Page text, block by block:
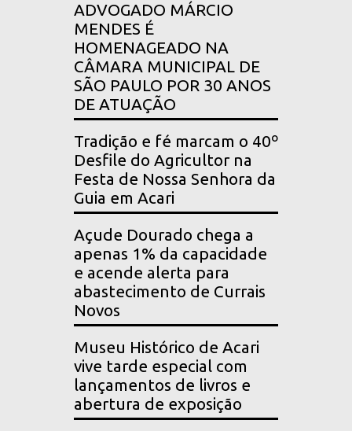
ADVOGADO MÁRCIO
MENDES É
HOMENAGEADO NA
CÂMARA MUNICIPAL DE
SÃO PAULO POR 30 ANOS
DE ATUAÇÃO
Tradição e fé marcam o 40º
Desfile do Agricultor na
Festa de Nossa Senhora da
Guia em Acari
Açude Dourado chega a
apenas 1% da capacidade
e acende alerta para
abastecimento de Currais
Novos
Museu Histórico de Acari
vive tarde especial com
lançamentos de livros e
abertura de exposição